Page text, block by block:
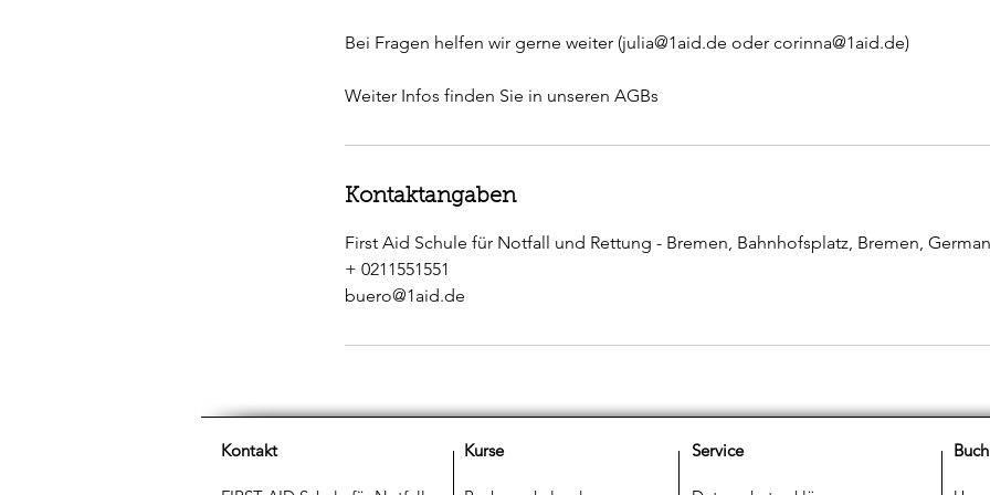
Bei Fragen helfen wir gerne weiter (julia@1aid.de oder corinna@1aid.de)
Weiter Infos finden Sie in unseren AGBs
Kontaktangaben
First Aid Schule für Notfall und Rettung - Bremen, Bahnhofsplatz, Bremen,
+ 0211551551
buero@1aid.de
Kontakt Kurse Service Buch